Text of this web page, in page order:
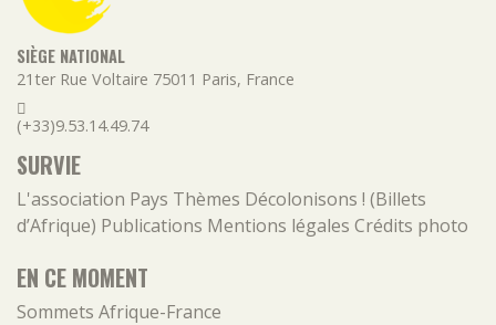
SIÈGE NATIONAL
21ter Rue Voltaire 75011 Paris, France
(+33)9.53.14.49.74
SURVIE
L'association Pays Thèmes Décolonisons ! (Billets
d’Afrique) Publications Mentions légales Crédits photo
EN CE MOMENT
Sommets Afrique-France